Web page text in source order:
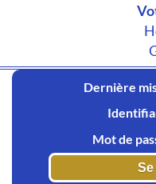
Dernière
Mot de